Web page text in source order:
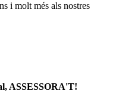
i molt més als nostres
ASSESSORA'T!